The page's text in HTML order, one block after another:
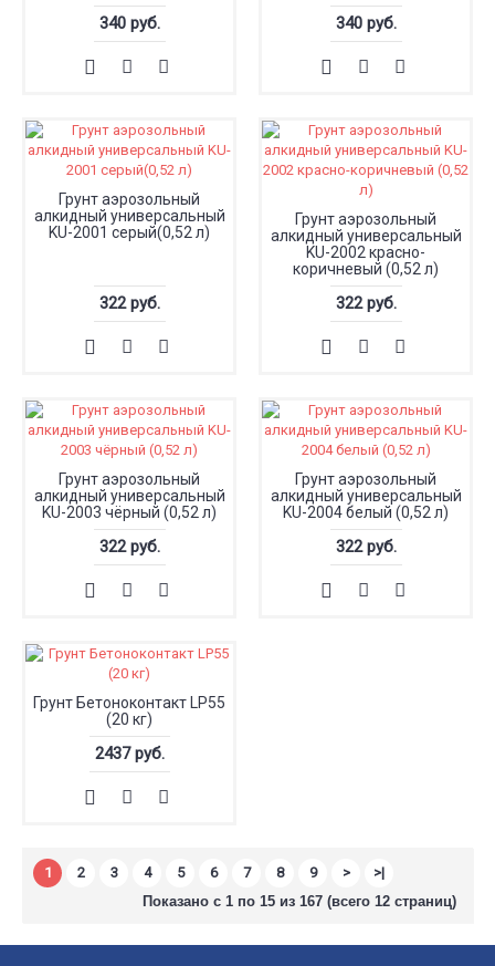
340 руб. 340 руб.
Грунт аэрозольный
алкидный универсальный
KU-2001 серый(0,52 л)
322 руб.
Грунт аэрозольный
алкидный универсальный
KU-2002 красно-
коричневый (0,52 л)
322 руб.
Грунт аэрозольный
алкидный универсальный
KU-2003 чёрный (0,52 л)
322 руб.
Грунт аэрозольный
алкидный универсальный
KU-2004 белый (0,52 л)
322 руб.
Грунт Бетоноконтакт LP55
(20 кг)
2437 руб.
1 2 3 4 5 6 7 8 9 >
>|
Показано с 1 по 15 из 167 (всего 12 страниц)